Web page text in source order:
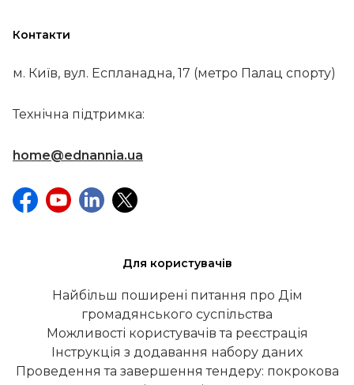
Контакти
м. Київ, вул. Еспланадна, 17 (метро Палац спорту)
Технічна підтримка:
home@ednannia.ua
Для користувачів
Найбільш поширені питання про Дім
громадянського суспільства
Можливості користувачів та реєстрація
Інструкція з додавання набору даних
Проведення та завершення тендеру: покрокова